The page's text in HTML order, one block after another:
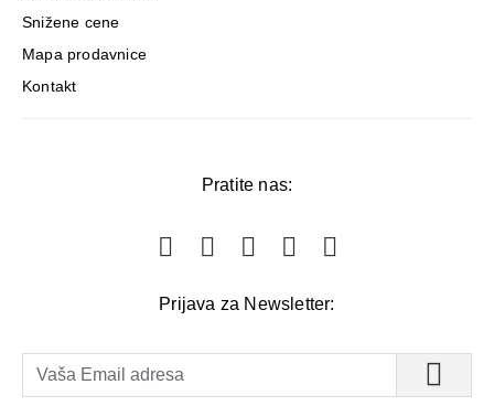
Snižene cene
Mapa prodavnice
Kontakt
Pratite nas:
Prijava za Newsletter: